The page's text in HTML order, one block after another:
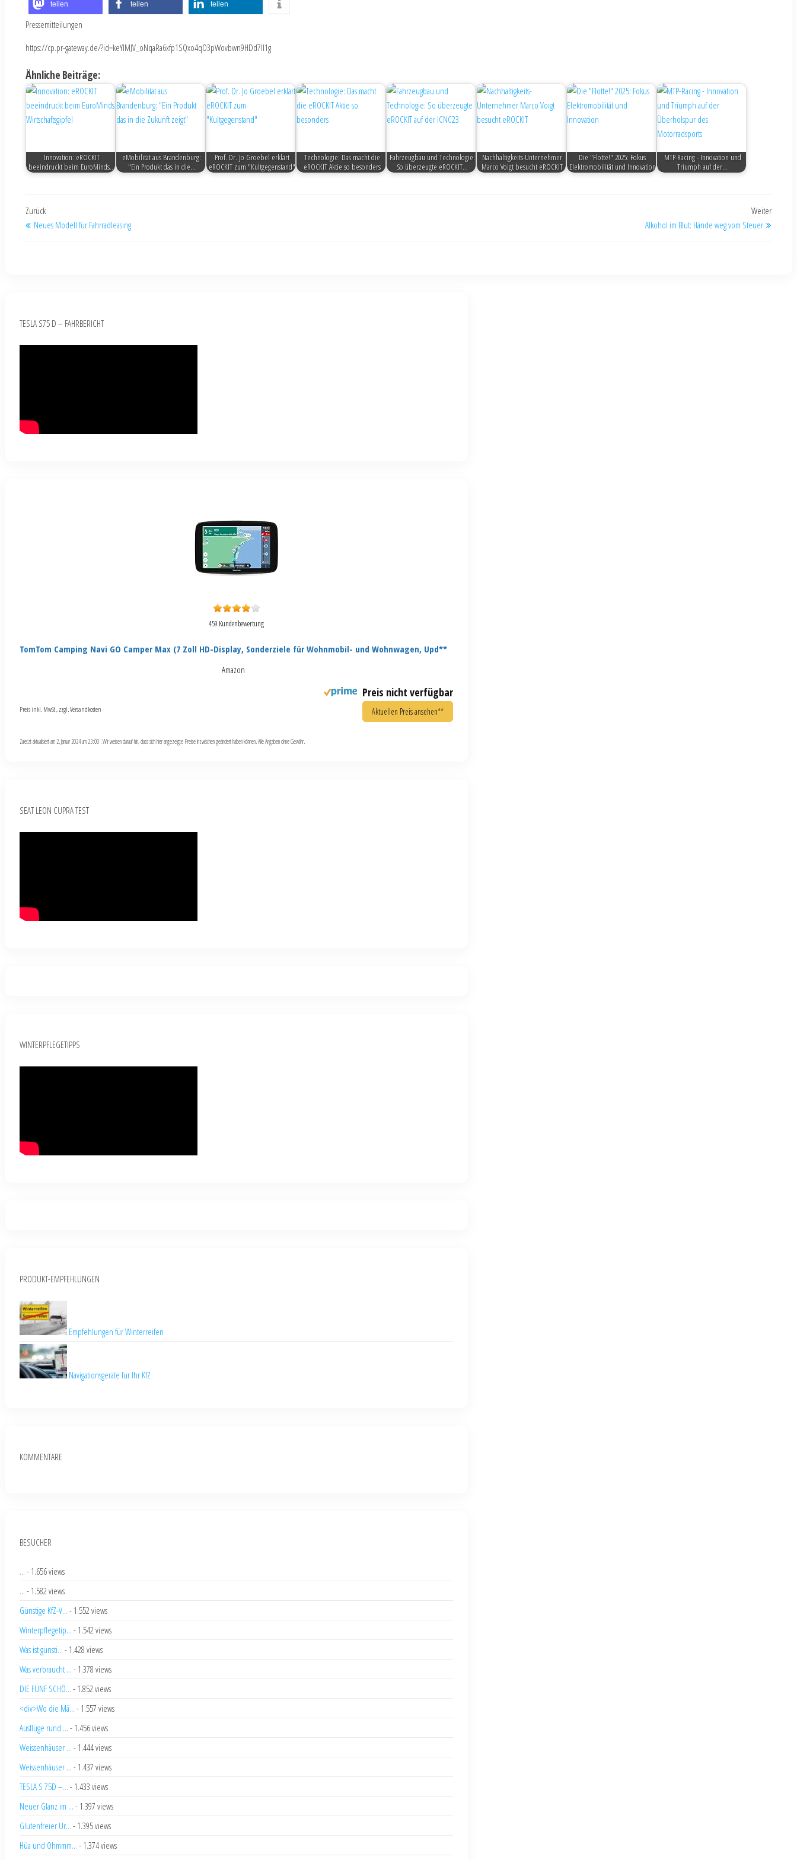
teilen teilen teilen
Pressemitteilungen
https://cp.pr-gateway.de/?id=keYlMJV_oNqaRa6xfp1SQxo4qO3pWovbwn9HDd7Il1g
Ähnliche Beiträge:
Innovation: eROCKIT
beeindruckt beim EuroMinds…
eMobilität aus Brandenburg:
"Ein Produkt das in die…
Prof. Dr. Jo Groebel erklärt
eROCKIT zum "Kultgegenstand"
Technologie: Das macht die
eROCKIT Aktie so besonders
Fahrzeugbau und Technologie:
So überzeugte eROCKIT…
Nachhaltigkeits-Unternehmer
Marco Voigt besucht eROCKIT
Die "Flotte!" 2025: Fokus
Elektromobilität und Innovation
MTP-Racing - Innovation und
Triumph auf der…
Zurück
Neues Modell für Fahrradleasing
Weiter
Alkohol im Blut: Hände weg vom Steuer
TESLA S75 D – FAHRBERICHT
459 Kundenbewertung
TomTom Camping Navi GO Camper Max (7 Zoll HD-Display, Sonderziele für Wohnmobil- und Wohnwagen, Upd**
Amazon
Preis nicht verfügbar
Aktuellen Preis ansehen**
Preis inkl. MwSt., zzgl. Versandkosten
Zuletzt aktualisiert am 2. Januar 2024 um 23:00 . Wir weisen darauf hin, dass sich hier angezeigte Preise inzwischen geändert haben können. Alle Angaben ohne Gewähr.
SEAT LEON CUPRA TEST
WINTERPFLEGETIPPS
PRODUKT-EMPFEHLUNGEN
Empfehlungen für Winterreifen
Navigationsgeräte für Ihr KfZ
KOMMENTARE
BESUCHER
... - 1.656 views
... - 1.582 views
Günstige KfZ-V... - 1.552 views
Winterpflegetip... - 1.542 views
Was ist günsti... - 1.428 views
Was verbraucht ... - 1.378 views
DIE FÜNF SCHÖ... - 1.852 views
<div>Wo die Mä... - 1.557 views
Ausflüge rund ... - 1.456 views
Weissenhäuser ... - 1.444 views
Weissenhäuser ... - 1.437 views
TESLA S 75D –... - 1.433 views
Neuer Glanz im ... - 1.397 views
Glutenfreier Ur... - 1.395 views
Hüa und Ohmmm... - 1.374 views